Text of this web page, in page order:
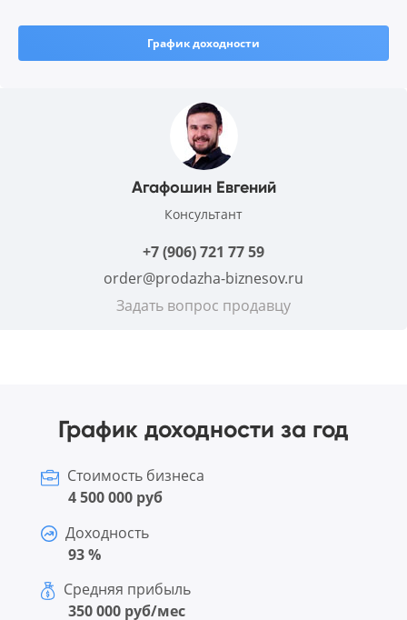
График доходности
Агафошин Евгений
Консультант
+7 (906) 721 77 59
order@prodazha-biznesov.ru
Задать вопрос продавцу
График доходности за год
Стоимость бизнеса
4 500 000 руб
Доходность
93 %
Средняя прибыль
350 000 руб/мес